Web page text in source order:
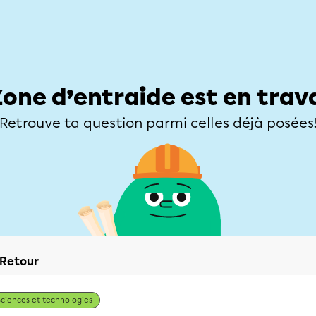
d’entraide est en
Retrouve ta question parmi celles déjà
Retour
et technologies